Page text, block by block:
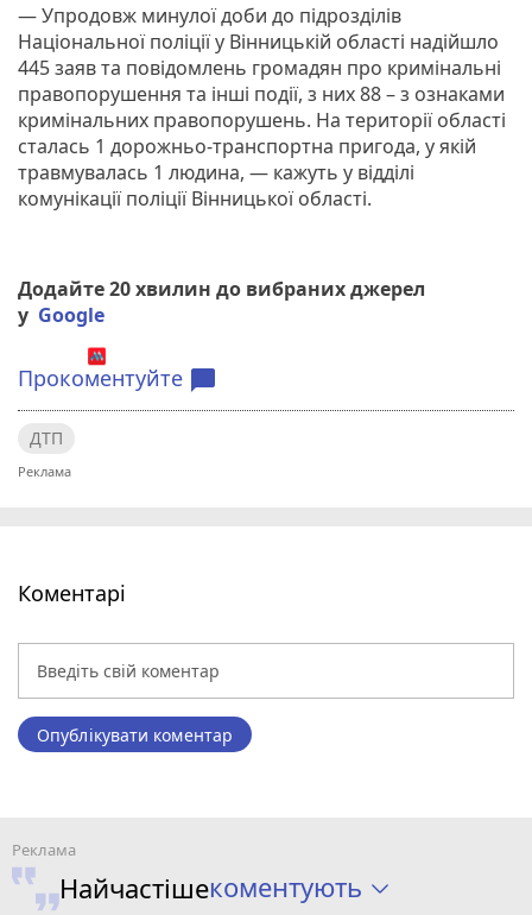
— Упродовж минулої доби до підрозділів
Національної поліції у Вінницькій області надійшло
445 заяв та повідомлень громадян про кримінальні
правопорушення та інші події, з них 88 – з ознаками
кримінальних правопорушень. На території області
сталась 1 дорожньо-транспортна пригода, у якій
травмувалась 1 людина, — кажуть у відділі
комунікації поліції Вінницької області.
Додайте 20 хвилин до вибраних джерел
у Google
Прокоментуйте chat_bubble
ДТП
Коментарі
Опублікувати коментар
Найчастішекоментують